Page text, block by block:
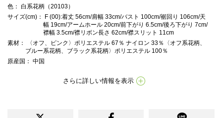
色 ： 白系花柄（20103）
サイズ(cm) ： F (00):着丈 56cm/肩幅 33cm/バスト 100cm/裾回り 106cm/天
幅 19cm/アームホール 20cm/前下がり 6.5cm/後ろ下がり 7cm/
襟幅 3.5cm/襟リボン長さ 62cm/襟スリット 11cm
素材 ： 〈オフ、ピンク〉ポリエステル 67％ ナイロン 33％〈オフ系花柄、
ブルー系花柄、ブラック系花柄〉ポリエステル 100％
原産国 ： 中国
さらに詳しい情報を表示